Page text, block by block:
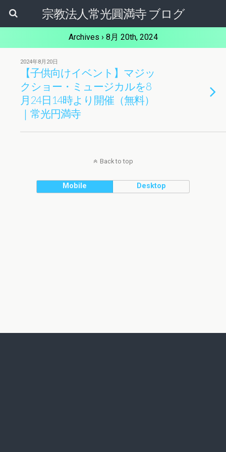
宗教法人常光圓満寺 ブログ
Archives › 8月 20th, 2024
2024年8月20日
【子供向けイベント】マジッ
クショー・ミュージカルを8
月24日14時より開催（無料）
｜常光円満寺
Back to top
Mobile Desktop